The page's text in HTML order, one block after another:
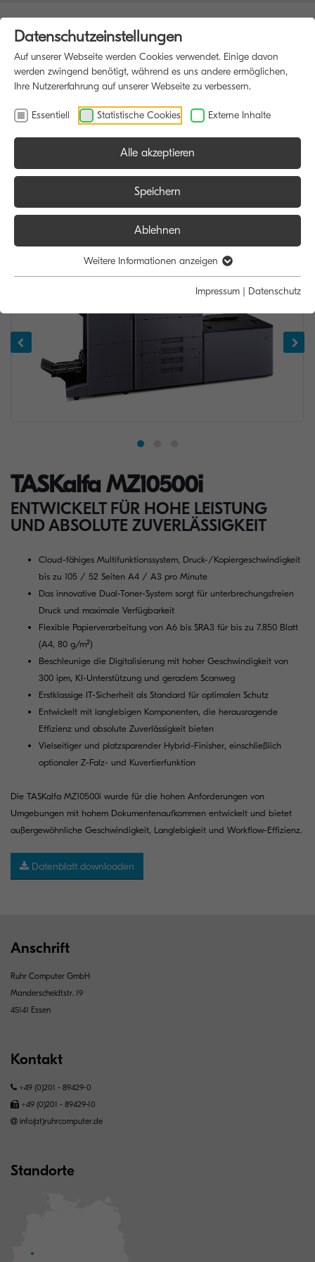
TASKalfa MZ10500i
ENTWICKELT FÜR HOHE LEISTUNG
UND ABSOLUTE ZUVERLÄSSIGKEIT
Cloud-fähiges Multifunktionssystem, Druck-/Kopiergeschwindigkeit
bis zu 105 / 52 Seiten A4 / A3 pro Minute
Das innovative Dual-Toner-System sorgt für unterbrechungsfreien
Druck und maximale Verfügbarkeit
Flexible Papierverarbeitung von A6 bis SRA3 für bis zu 7.850 Blatt
(A4, 80 g/m²)
Beschleunige die Digitalisierung mit hoher Geschwindigkeit von
300 ipm, KI-Unterstützung und geradem Scanweg
Erstklassige IT-Sicherheit als Standard für optimalen Schutz
Entwickelt mit langlebigen Komponenten, die herausragende
Effizienz und absolute Zuverlässigkeit bieten
Vielseitiger und platzsparender Hybrid-Finisher, einschließlich
optionaler Z-Falz- und Kuvertierfunktion
Die TASKalfa MZ10500i wurde für die hohen Anforderungen von
Umgebungen mit hohem Dokumentenaufkommen entwickelt und bietet
außergewöhnliche Geschwindigkeit, Langlebigkeit und Workflow-Effizienz.
Datenblatt downloaden
Anschrift
Ruhr Computer GmbH
Manderscheidtstr. 19
45141 Essen
Kontakt
+49 (0)201 - 89429-0
+49 (0)201 - 89429-10
info(at)ruhrcomputer.de
Standorte
Datenschutzeinstellungen
Auf unserer Webseite werden Cookies verwendet. Einige davon
werden zwingend benötigt, während es uns andere ermöglichen,
Ihre Nutzererfahrung auf unserer Webseite zu verbessern.
Essentiell Statistische Cookies Externe Inhalte
Alle akzeptieren
Speichern
Ablehnen
Weitere Informationen anzeigen
Impressum | Datenschutz